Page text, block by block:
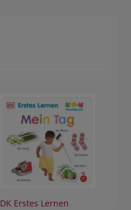
DK Erstes Lernen